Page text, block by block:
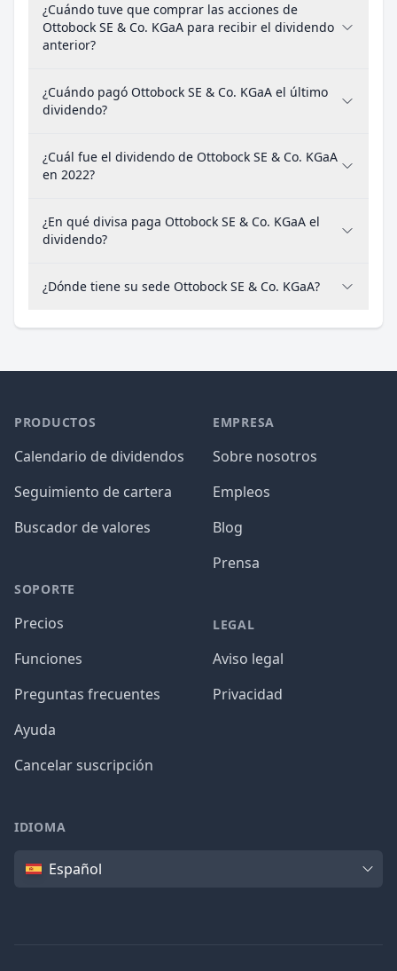
¿Cuándo tuve que comprar las acciones de
Ottobock SE & Co. KGaA para recibir el dividendo
anterior?
¿Cuándo pagó Ottobock SE & Co. KGaA el último
dividendo?
¿Cuál fue el dividendo de Ottobock SE & Co. KGaA
en 2022?
¿En qué divisa paga Ottobock SE & Co. KGaA el
dividendo?
¿Dónde tiene su sede Ottobock SE & Co. KGaA?
PRODUCTOS
Calendario de dividendos
Seguimiento de cartera
Buscador de valores
SOPORTE
Precios
Funciones
Preguntas frecuentes
Ayuda
Cancelar suscripción
EMPRESA
Sobre nosotros
Empleos
Blog
Prensa
LEGAL
Aviso legal
Privacidad
IDIOMA
IdiomaEspañol